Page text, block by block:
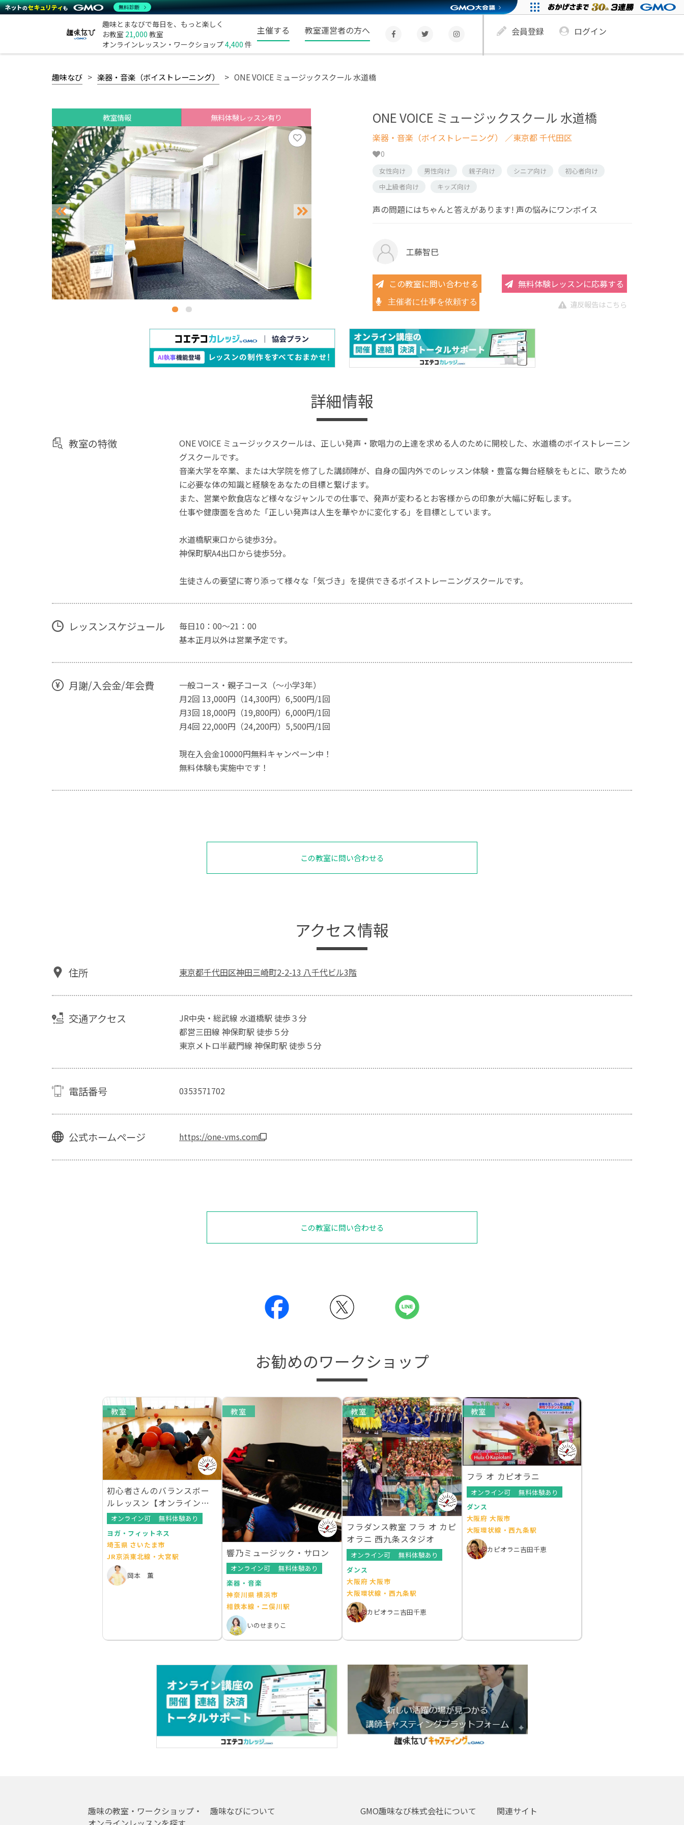
趣味とまなびで毎日を、もっと楽しく
お教室 21,000 教室
オンラインレッスン・ワークショップ4,400 件
主催する 教室運営者の方へ 会員登録 ログイン
趣味なび 楽器・音楽（ボイストレーニング） ONE VOICE ミュージックスクール 水道橋
教室情報 無料体験レッスン有り ONE VOICE ミュージックスクール 水道橋
楽器・音楽（ボイストレーニング） ／東京都 千代田区
0
女性向け 男性向け 親子向け シニア向け
初心者向け
中上級者向け
キッズ向け
声の問題にはちゃんと答えがあります! 声の悩みにワンボイス
工藤智巳
この教室に問い合わせる 無料体験レッスンに応募する
主催者に仕事を依頼する 違反報告はこちら
詳細情報
教室の特徴
ONE VOICE ミュージックスクールは、正しい発声・歌唱力の上達を求める人のために開校した、水道橋のボイストレーニン
グスクールです。
音楽大学を卒業、または大学院を修了した講師陣が、自身の国内外でのレッスン体験・豊富な舞台経験をもとに、歌うため
に必要な体の知識と経験をあなたの目標と繋げます。
また、営業や飲食店など様々なジャンルでの仕事で、発声が変わるとお客様からの印象が大幅に好転します。
仕事や健康面を含めた「正しい発声は人生を華やかに変化する」を目標としています。
水道橋駅東口から徒歩3分。
神保町駅A4出口から徒歩5分。
生徒さんの要望に寄り添って様々な「気づき」を提供できるボイストレーニングスクールです。
レッスンスケジュール
毎日10：00～21：00
基本正月以外は営業予定です。
月謝/入会金/年会費
一般コース・親子コース（～小学3年）
月2回 13,000円（14,300円）6,500円/1回
月3回 18,000円（19,800円）6,000円/1回
月4回 22,000円（24,200円）5,500円/1回
現在入会金10000円無料キャンペーン中！
無料体験も実施中です！
この教室に問い合わせる
アクセス情報
住所 東京都千代田区神田三崎町2-2-13 八千代ビル3階
交通アクセス
JR中央・総武線 水道橋駅 徒歩３分
都営三田線 神保町駅 徒歩５分
東京メトロ半蔵門線 神保町駅 徒歩５分
電話番号 0353571702
公式ホームページ https://one-vms.com
この教室に問い合わせる
お勧めのワークショップ
教室
初心者さんのバランスボー
ルレッスン【オンラインレ
ッスンあり】
オンライン可
無料体験あり
ヨガ・フィットネス
埼玉県 さいたま市
JR京浜東北線・大宮駅
岡本 薫
教室
響乃ミュージック・サロン
オンライン可
無料体験あり
楽器・音楽
神奈川県 横浜市
相鉄本線・二俣川駅
いのせまりこ
教室
フラダンス教室 フラ オ カピ
オラニ 西九条スタジオ
オンライン可
無料体験あり
ダンス
大阪府 大阪市
大阪環状線・西九条駅
カピオラニ吉田千恵
教室
フラ オ カピオラニ
オンライン可
無料体験あり
ダンス
大阪府 大阪市
大阪環状線・西九条駅
カピオラニ吉田千恵
趣味の教室・ワークショップ・
趣味なびについて GMO趣味なび株式会社について 関連サイト
無料診断